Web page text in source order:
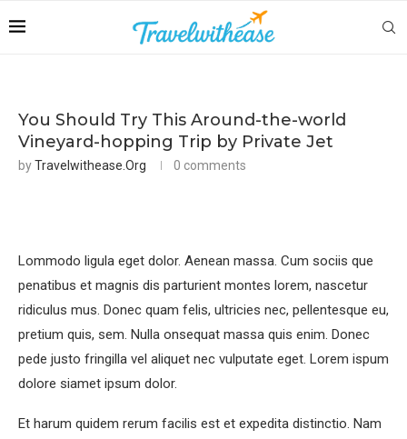
You Should Try This Around-the-world
Vineyard-hopping Trip by Private Jet
byTravelwithease.org 0 comments
Lommodo ligula eget dolor. Aenean massa. Cum sociis que
penatibus et magnis dis parturient montes lorem, nascetur
ridiculus mus. Donec quam felis, ultricies nec, pellentesque eu,
pretium quis, sem. Nulla onsequat massa quis enim. Donec
pede justo fringilla vel aliquet nec vulputate eget. Lorem ispum
dolore siamet ipsum dolor.
Et harum quidem rerum facilis est et expedita distinctio. Nam